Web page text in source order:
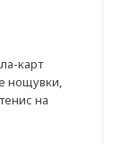
карт
нощувки,
на